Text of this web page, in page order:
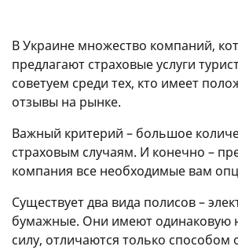
В Украине множество компаний,
предлагают страховые услуги
советуем среди тех, кто имеет
отзывы на рынке.
Важный критерий – большое
страховым случаям. И конечно –
компания все необходимые вам
Существует два вида полисов –
бумажные. Они имеют одинаковую
силу, отличаются только